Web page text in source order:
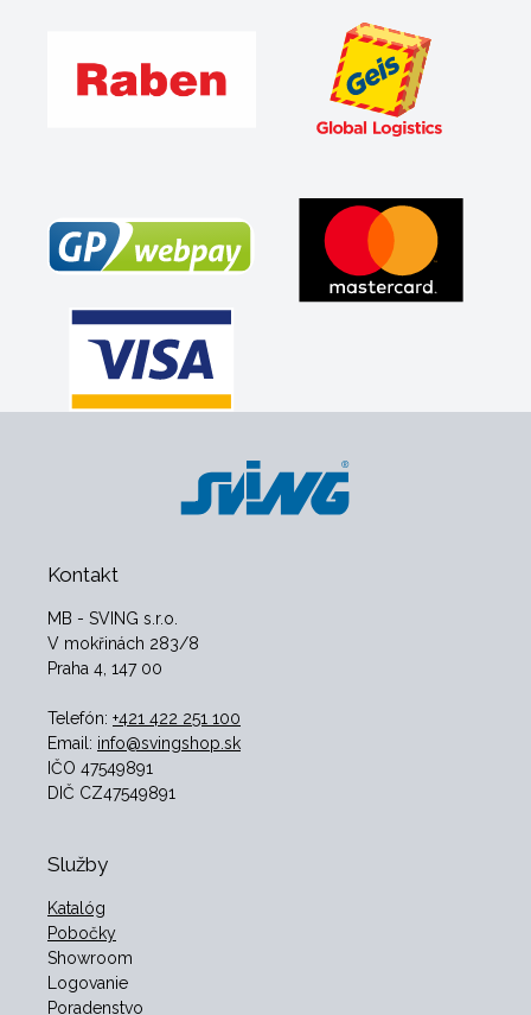
Kontakt
MB - SVING s.r.o.
V mokřinách 283/8
Praha 4, 147 00
Telefón: +421 422 251 100
Email: info@svingshop.sk
IČO 47549891
DIČ CZ47549891
Služby
Katalóg
Pobočky
Showroom
Logovanie
Poradenstvo